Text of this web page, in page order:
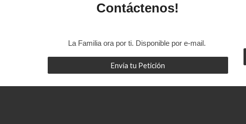
Contáctenos!
La Familia ora por ti. Disponible por e-mail.
Envía tu Petición